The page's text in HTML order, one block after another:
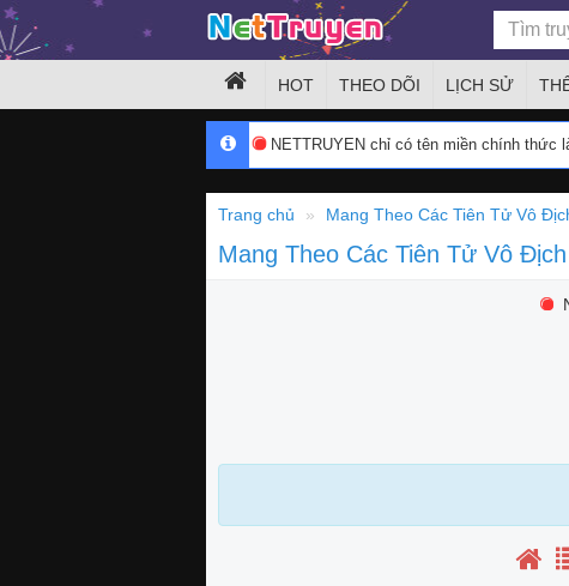
HOT THEO DÕI LỊCH SỬ
NETTRUYEN chỉ có tên miền chính thức
Trang chủ Mang Theo Các Tiên Tử Vô
Mang Theo Các Tiên Tử Vô